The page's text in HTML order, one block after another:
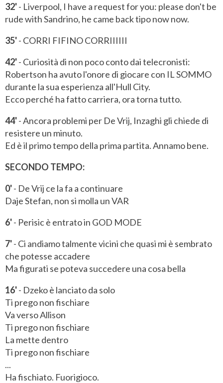
32'- Liverpool, I have a request for you: please don't be
rude with Sandrino, he came back tipo now now.
35'- CORRI FIFINO CORRIIIIII
42'- Curiosità di non poco conto dai telecronisti:
Robertson ha avuto l'onore di giocare con IL SOMMO
durante la sua esperienza all'Hull City.
Ecco perché ha fatto carriera, ora torna tutto.
44'- Ancora problemi per De Vrij, Inzaghi gli chiede di
resistere un minuto.
Ed è il primo tempo della prima partita. Annamo bene.
SECONDO TEMPO:
0'- De Vrij ce la fa a continuare
Daje Stefan, non si molla un VAR
6'- Perisic è entrato in GOD MODE
7'- Ci andiamo talmente vicini che quasi mi è sembrato
che potesse accadere
Ma figurati se poteva succedere una cosa bella
16'- Dzeko è lanciato da solo
Ti prego non fischiare
Va verso Allison
Ti prego non fischiare
La mette dentro
Ti prego non fischiare
...
Ha fischiato. Fuorigioco.